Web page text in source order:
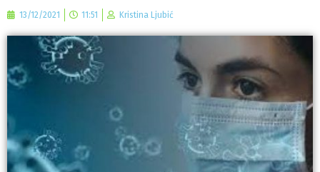
13/12/2021 11:51 Kristina Ljubić